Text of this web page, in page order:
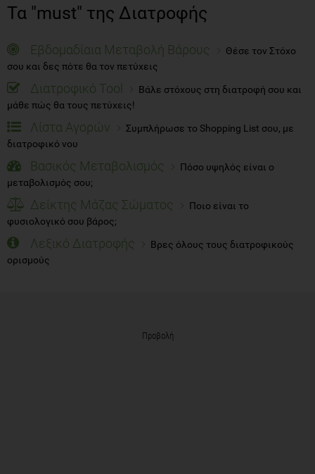
Τα "must" της Διατροφής
Εβδομαδίαια Μεταβολή Βάρους
Θέσε τον Στόχο
σου και δες πότε θα τον πετύχεις
Διατροφικό Tool
Βάλε στόχους στη διατροφή σου και
μάθε πώς θα τους πετύχεις!
Λίστα Αγορών
Συμπλήρωσε το Shopping List σου, με
διατροφικό νου
Βασικός Μεταβολισμός
Πόσο υψηλός είναι ο
μεταβολισμός σου;
Δείκτης Μάζας Σώματος
Ποιο είναι το
φυσιολογικό σου βάρος;
Λεξικό Διατροφής
Βρες όλους τους διατροφικούς
ορισμούς
Προβολή